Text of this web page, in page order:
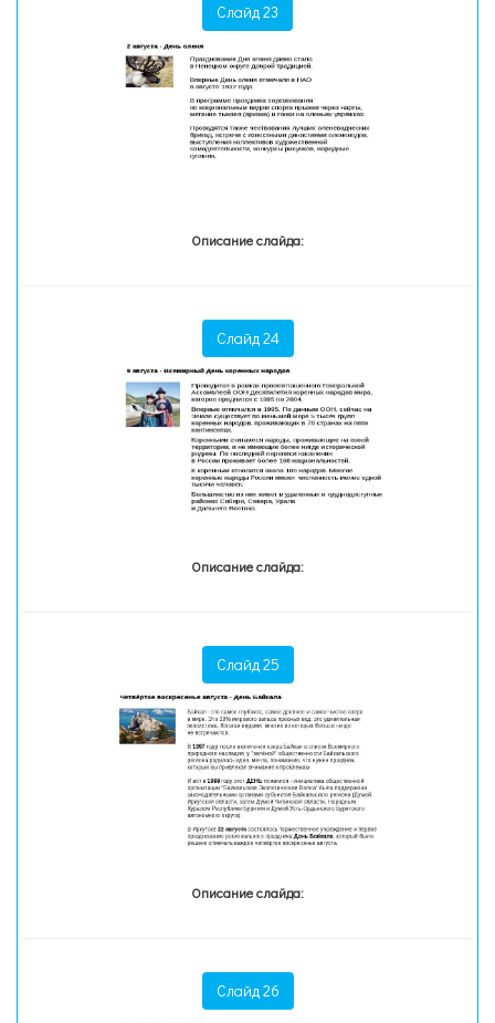
Слайд 23
Описание слайда:
Слайд 24
Описание слайда:
Слайд 25
Описание слайда:
Слайд 26